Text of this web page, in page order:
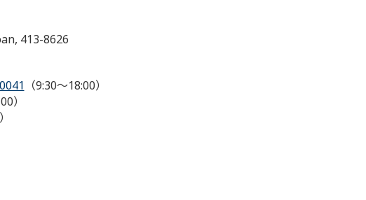
413-8626
（9:30～18:00）
）